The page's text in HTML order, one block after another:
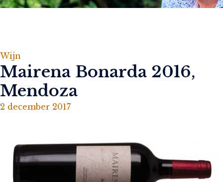
Wijn
Mairena Bonarda 2016,
Mendoza
2 december 2017